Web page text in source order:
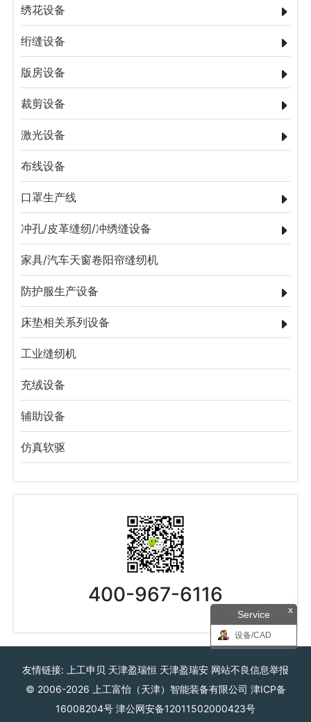
Service x
设备/CAD
绣花设备
绗缝设备
版房设备
裁剪设备
激光设备
布线设备
口罩生产线
冲孔/皮革缝纫/冲绣缝设备
家具/汽车天窗卷阳帘缝纫机
防护服生产设备
床垫相关系列设备
工业缝纫机
充绒设备
辅助设备
仿真软驱
400-967-6116
友情链接: 上工申贝 天津盈瑞恒 天津盈瑞安 网站不良信息举报
© 2006-2026
上工富怡（天津）智能装备有限公司 津ICP备
16008204号 津公网安备12011502000423号